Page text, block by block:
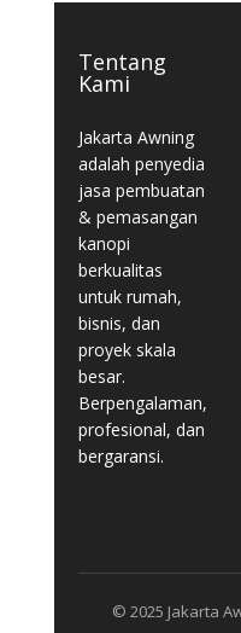
Tentang
Kami
Jakarta Awning
adalah penyedia
jasa pembuatan
& pemasangan
kanopi
berkualitas
untuk rumah,
bisnis, dan
proyek skala
besar.
Berpengalaman,
profesional, dan
bergaransi.
© 2025 Jakarta